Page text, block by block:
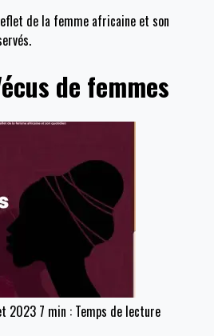
de la femme africaine et son
de femmes
2023 7 min : Temps de lecture